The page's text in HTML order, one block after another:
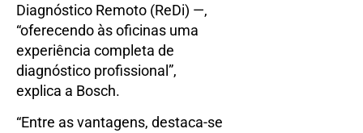
Diagnóstico Remoto (ReDi) —,
“oferecendo às oficinas uma
experiência completa de
diagnóstico profissional”,
explica a Bosch.
“Entre as vantagens, destaca-se